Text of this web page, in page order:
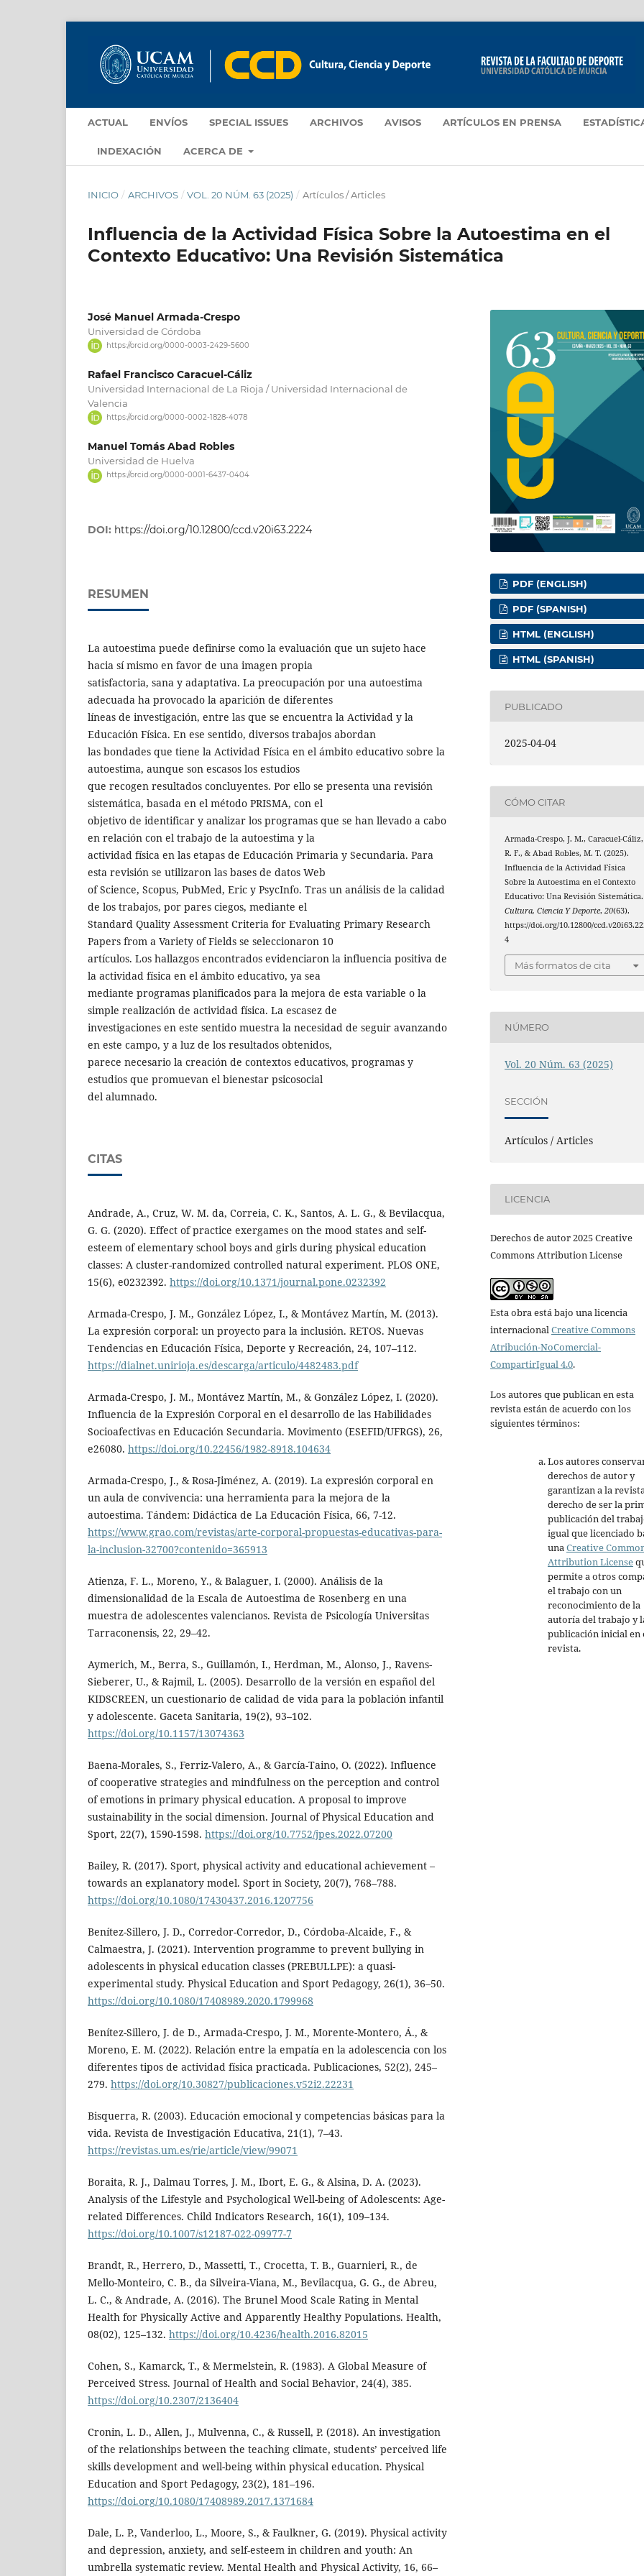
ACTUAL ENVÍOS SPECIAL ISSUES ARCHIVOS AVISOS ARTÍCULOS EN PRENSA
INDEXACIÓN ACERCA DE
INICIO / ARCHIVOS / VOL. 20 NÚM. 63 (2025) / Artículos / Articles
Influencia de la Actividad Física Sobre la Autoestima en el
Contexto Educativo: Una Revisión Sistemática
José Manuel Armada-Crespo
Universidad de Córdoba
https://orcid.org/0000-0003-2429-5600
Rafael Francisco Caracuel-Cáliz
Universidad Internacional de La Rioja / Universidad Internacional de
Valencia
https://orcid.org/0000-0002-1828-4078
Manuel Tomás Abad Robles
Universidad de Huelva
https://orcid.org/0000-0001-6437-0404
DOI: https://doi.org/10.12800/ccd.v20i63.2224
RESUMEN
La autoestima puede definirse como la evaluación que un sujeto hace
hacia sí mismo en favor de una imagen propia
satisfactoria, sana y adaptativa. La preocupación por una autoestima
adecuada ha provocado la aparición de diferentes
líneas de investigación, entre las que se encuentra la Actividad y la
Educación Física. En ese sentido, diversos trabajos abordan
las bondades que tiene la Actividad Física en el ámbito educativo sobre la
autoestima, aunque son escasos los estudios
que recogen resultados concluyentes. Por ello se presenta una revisión
sistemática, basada en el método PRISMA, con el
objetivo de identificar y analizar los programas que se han llevado a cabo
en relación con el trabajo de la autoestima y la
actividad física en las etapas de Educación Primaria y Secundaria. Para
esta revisión se utilizaron las bases de datos Web
of Science, Scopus, PubMed, Eric y PsycInfo. Tras un análisis de la calidad
de los trabajos, por pares ciegos, mediante el
Standard Quality Assessment Criteria for Evaluating Primary Research
Papers from a Variety of Fields se seleccionaron 10
artículos. Los hallazgos encontrados evidenciaron la influencia positiva de
la actividad física en el ámbito educativo, ya sea
mediante programas planificados para la mejora de esta variable o la
simple realización de actividad física. La escasez de
investigaciones en este sentido muestra la necesidad de seguir avanzando
en este campo, y a luz de los resultados obtenidos,
parece necesario la creación de contextos educativos, programas y
estudios que promuevan el bienestar psicosocial
del alumnado.
CITAS
Andrade, A., Cruz, W. M. da, Correia, C. K., Santos, A. L. G., & Bevilacqua,
G. G. (2020). Effect of practice exergames on the mood states and self-
esteem of elementary school boys and girls during physical education
classes: A cluster-randomized controlled natural experiment. PLOS ONE,
15(6), e0232392. https://doi.org/10.1371/journal.pone.0232392
Armada-Crespo, J. M., González López, I., & Montávez Martín, M. (2013).
La expresión corporal: un proyecto para la inclusión. RETOS. Nuevas
Tendencias en Educación Física, Deporte y Recreación, 24, 107–112.
https://dialnet.unirioja.es/descarga/articulo/4482483.pdf
Armada-Crespo, J. M., Montávez Martín, M., & González López, I. (2020).
Influencia de la Expresión Corporal en el desarrollo de las Habilidades
Socioafectivas en Educación Secundaria. Movimento (ESEFID/UFRGS), 26,
e26080. https://doi.org/10.22456/1982-8918.104634
Armada-Crespo, J., & Rosa-Jiménez, A. (2019). La expresión corporal en
un aula de convivencia: una herramienta para la mejora de la
autoestima. Tándem: Didáctica de La Educación Física, 66, 7-12.
https://www.grao.com/revistas/arte-corporal-propuestas-educativas-para-
la-inclusion-32700?contenido=365913
Atienza, F. L., Moreno, Y., & Balaguer, I. (2000). Análisis de la
dimensionalidad de la Escala de Autoestima de Rosenberg en una
muestra de adolescentes valencianos. Revista de Psicología Universitas
Tarraconensis, 22, 29–42.
Aymerich, M., Berra, S., Guillamón, I., Herdman, M., Alonso, J., Ravens-
Sieberer, U., & Rajmil, L. (2005). Desarrollo de la versión en español del
KIDSCREEN, un cuestionario de calidad de vida para la población infantil
y adolescente. Gaceta Sanitaria, 19(2), 93–102.
https://doi.org/10.1157/13074363
Baena-Morales, S., Ferriz-Valero, A., & García-Taino, O. (2022). Influence
of cooperative strategies and mindfulness on the perception and control
of emotions in primary physical education. A proposal to improve
sustainability in the social dimension. Journal of Physical Education and
Sport, 22(7), 1590-1598. https://doi.org/10.7752/jpes.2022.07200
Bailey, R. (2017). Sport, physical activity and educational achievement –
towards an explanatory model. Sport in Society, 20(7), 768–788.
https://doi.org/10.1080/17430437.2016.1207756
Benítez-Sillero, J. D., Corredor-Corredor, D., Córdoba-Alcaide, F., &
Calmaestra, J. (2021). Intervention programme to prevent bullying in
adolescents in physical education classes (PREBULLPE): a quasi-
experimental study. Physical Education and Sport Pedagogy, 26(1), 36–50.
https://doi.org/10.1080/17408989.2020.1799968
Benítez-Sillero, J. de D., Armada-Crespo, J. M., Morente-Montero, Á., &
Moreno, E. M. (2022). Relación entre la empatía en la adolescencia con los
diferentes tipos de actividad física practicada. Publicaciones, 52(2), 245–
279. https://doi.org/10.30827/publicaciones.v52i2.22231
Bisquerra, R. (2003). Educación emocional y competencias básicas para la
vida. Revista de Investigación Educativa, 21(1), 7–43.
https://revistas.um.es/rie/article/view/99071
Boraita, R. J., Dalmau Torres, J. M., Ibort, E. G., & Alsina, D. A. (2023).
Analysis of the Lifestyle and Psychological Well-being of Adolescents: Age-
related Differences. Child Indicators Research, 16(1), 109–134.
https://doi.org/10.1007/s12187-022-09977-7
Brandt, R., Herrero, D., Massetti, T., Crocetta, T. B., Guarnieri, R., de
Mello-Monteiro, C. B., da Silveira-Viana, M., Bevilacqua, G. G., de Abreu,
L. C., & Andrade, A. (2016). The Brunel Mood Scale Rating in Mental
Health for Physically Active and Apparently Healthy Populations. Health,
08(02), 125–132. https://doi.org/10.4236/health.2016.82015
Cohen, S., Kamarck, T., & Mermelstein, R. (1983). A Global Measure of
Perceived Stress. Journal of Health and Social Behavior, 24(4), 385.
https://doi.org/10.2307/2136404
Cronin, L. D., Allen, J., Mulvenna, C., & Russell, P. (2018). An investigation
of the relationships between the teaching climate, students’ perceived life
skills development and well-being within physical education. Physical
Education and Sport Pedagogy, 23(2), 181–196.
https://doi.org/10.1080/17408989.2017.1371684
Dale, L. P., Vanderloo, L., Moore, S., & Faulkner, G. (2019). Physical activity
and depression, anxiety, and self-esteem in children and youth: An
umbrella systematic review. Mental Health and Physical Activity, 16, 66–
PDF (ENGLISH)
PDF (SPANISH)
HTML (ENGLISH)
HTML (SPANISH)
PUBLICADO
2025-04-04
CÓMO CITAR
Armada-Crespo, J. M., Caracuel-Cáliz,
R. F., & Abad Robles, M. T. (2025).
Influencia de la Actividad Física
Sobre la Autoestima en el Contexto
Educativo: Una Revisión Sistemática.
Cultura, Ciencia Y Deporte,20(63).
https://doi.org/10.12800/
4
Más formatos de cita
NÚMERO
Vol. 20 Núm. 63 (2025)
SECCIÓN
Artículos / Articles
LICENCIA
Derechos de autor 2025 Creative
Commons Attribution License
Esta obra está bajo una licencia
internacionalCreative Commons
Atribución-NoComercial-
CompartirIgual 4.0.
Los autores que publican en esta
revista están de acuerdo con los
siguientes términos:
Los autores
derechos de autor y
garantizan a la
derecho de ser la
publicación del
igual que licenciado
unaCreative
Attribution License
permite a otros
el trabajo con un
reconocimiento de la
autoría del trabajo y
publicación inicial en
revista.